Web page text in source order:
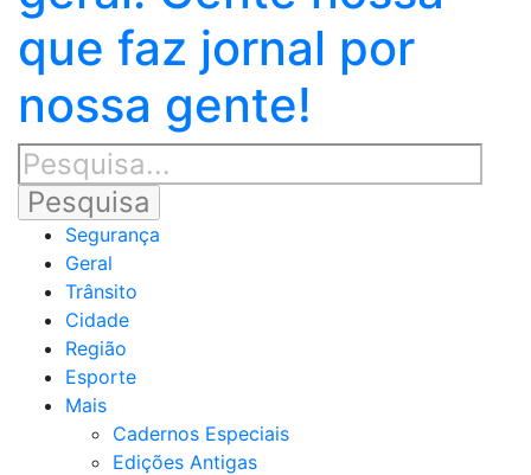
que faz jornal por
nossa gente!
Segurança
Geral
Trânsito
Cidade
Região
Esporte
Mais
Cadernos Especiais
Edições Antigas